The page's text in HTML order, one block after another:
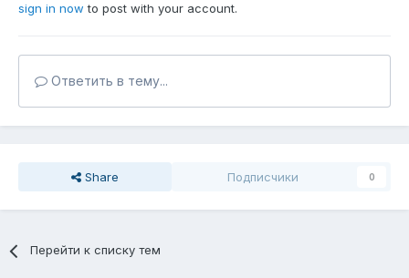
sign in now to post with your account.
Ответить в тему...
Share Подписчики 0
Перейти к списку тем